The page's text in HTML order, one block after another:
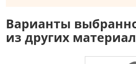
Варианты
из других